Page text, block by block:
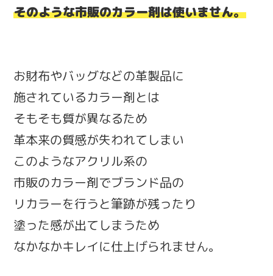
そのような市販のカラー剤は使いません。
お財布やバッグなどの革製品に
施されているカラー剤とは
そもそも質が異なるため
革本来の質感が失われてしまい
このようなアクリル系の
市販のカラー剤でブランド品の
リカラーを行うと筆跡が残ったり
塗った感が出てしまうため
なかなかキレイに仕上げられません。